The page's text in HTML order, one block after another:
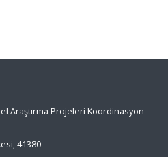
Araştırma Projeleri Koordinasyon
41380